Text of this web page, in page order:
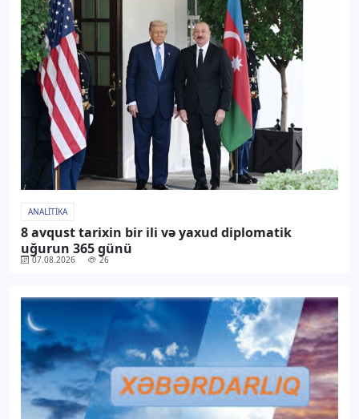
ANALITIKA
8 avqust tarixin bir ili və yaxud diplomatik
uğurun 365 günü
07.08.2026 26